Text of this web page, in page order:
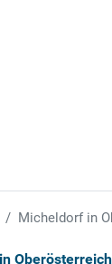
Micheldorf in